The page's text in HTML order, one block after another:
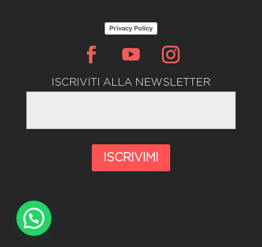
Privacy Policy
ISCRIVITI ALLA NEWSLETTER